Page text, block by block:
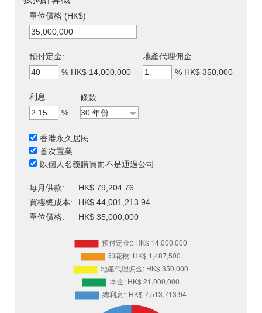
單位價格 (HK$)
預付定金:
% HK$ 14,000,000
地產代理佣金
% HK$ 350,000
利息
%
條款
香港永久居民
首次置業
以個人名義購買而不是通過公司
每月供款:
HK$ 79,204.76
買樓總成本:
HK$ 44,001,213.94
單位價格:
HK$ 35,000,000